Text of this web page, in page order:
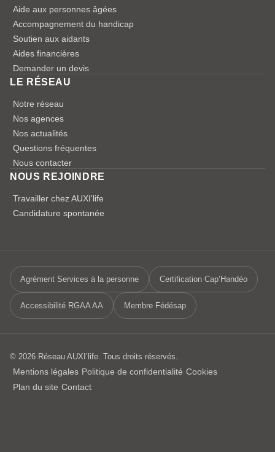
Aide aux personnes âgées
Accompagnement du handicap
Soutien aux aidants
Aides financières
Demander un devis
LE RÉSEAU
Notre réseau
Nos agences
Nos actualités
Questions fréquentes
Nous contacter
NOUS REJOINDRE
Travailler chez AUXI'life
Candidature spontanée
Agrément Services à la personne Certification Cap’Handéo
Accessibilité RGAA AA Membre Fédésap
© 2026 Réseau AUXI’life. Tous droits réservés.
Mentions légales Politique de confidentialité Cookies
Plan du site Contact